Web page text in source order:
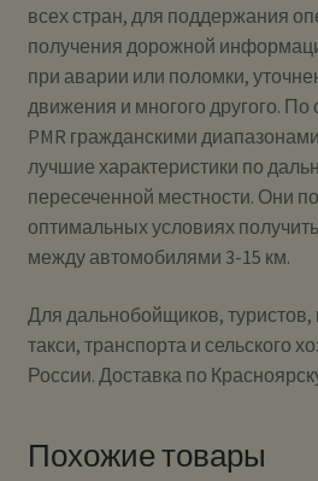
всех стран, для поддержания
получения дорожной
при аварии или поломки,
движения и многого другого. По
PMR гражданскими
лучшие характеристики по
пересеченной местности. Они
оптимальных условиях
между автомобилями 3-15 км.
Для дальнобойщиков, туристов,
такси, транспорта и сельского
России. Доставка по
Похожие товары